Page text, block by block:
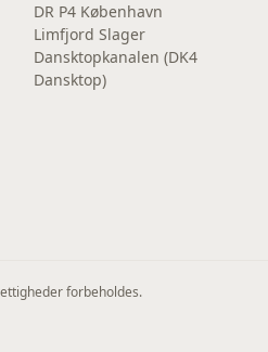
DR P4 København
Limfjord Slager
Dansktopkanalen (DK4
Dansktop)
forbeholdes.